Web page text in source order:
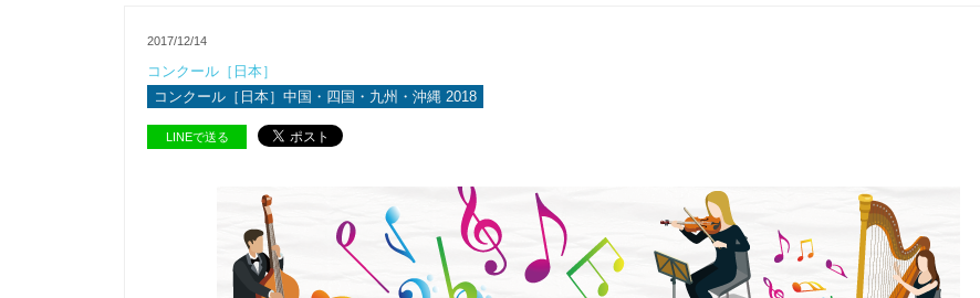
2017/12/14
コンクール［日本］
コンクール［日本］中国・四国・九州・沖縄 2018
LINEで送る